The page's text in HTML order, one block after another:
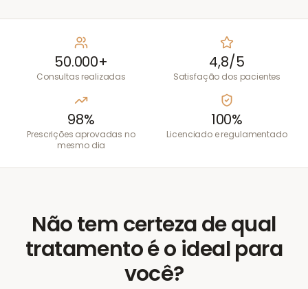
50.000+
Consultas realizadas
4,8/5
Satisfação dos pacientes
98%
Prescrições aprovadas no
mesmo dia
100%
Licenciado e regulamentado
Não tem certeza de qual
tratamento é o ideal para
você?